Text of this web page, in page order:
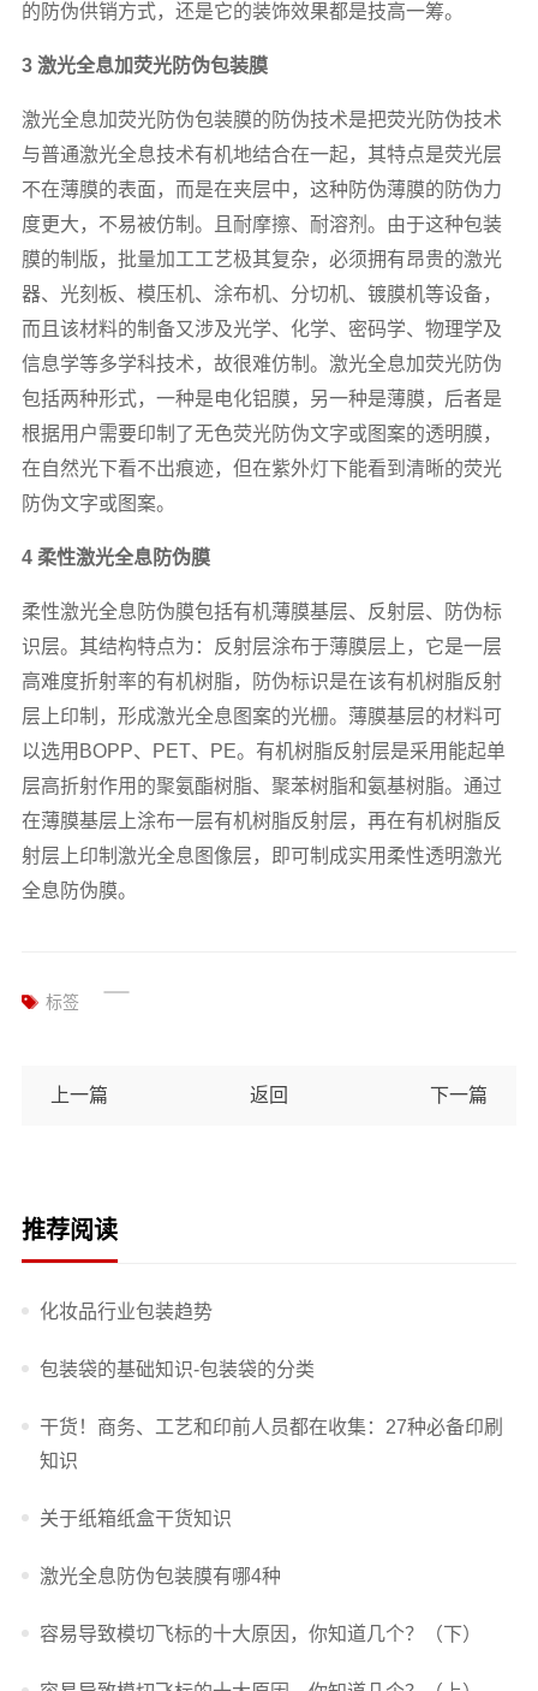
的防伪供销方式，还是它的装饰效果都是技高一筹。
3 激光全息加荧光防伪包装膜
激光全息加荧光防伪包装膜的防伪技术是把荧光防伪技术
与普通激光全息技术有机地结合在一起，其特点是荧光层
不在薄膜的表面，而是在夹层中，这种防伪薄膜的防伪力
度更大，不易被仿制。且耐摩擦、耐溶剂。由于这种包装
膜的制版，批量加工工艺极其复杂，必须拥有昂贵的激光
器、光刻板、模压机、涂布机、分切机、镀膜机等设备，
而且该材料的制备又涉及光学、化学、密码学、物理学及
信息学等多学科技术，故很难仿制。激光全息加荧光防伪
包括两种形式，一种是电化铝膜，另一种是薄膜，后者是
根据用户需要印制了无色荧光防伪文字或图案的透明膜，
在自然光下看不出痕迹，但在紫外灯下能看到清晰的荧光
防伪文字或图案。
4 柔性激光全息防伪膜
柔性激光全息防伪膜包括有机薄膜基层、反射层、防伪标
识层。其结构特点为：反射层涂布于薄膜层上，它是一层
高难度折射率的有机树脂，防伪标识是在该有机树脂反射
层上印制，形成激光全息图案的光栅。薄膜基层的材料可
以选用 BOPP、PET、PE。有机树脂反射层是采用能起单
层高折射作用的聚氨酯树脂、聚苯树脂和氨基树脂。通过
在薄膜基层上涂布一层有机树脂反射层，再在有机树脂反
射层上印制激光全息图像层，即可制成实用柔性透明激光
全息防伪膜。
标签
上一篇 返回 下一篇
推荐阅读
化妆品行业包装趋势
包装袋的基础知识-包装袋的分类
干货！商务、工艺和印前人员都在收集：27种必备印刷
知识
关于纸箱纸盒干货知识
激光全息防伪包装膜有哪4种
容易导致模切飞标的十大原因，你知道几个？（下）